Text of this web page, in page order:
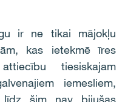
ir ne tikai mājokļu
kas ietekmē īres
tiesiskajam
iemesliem,
šim nav bijušas